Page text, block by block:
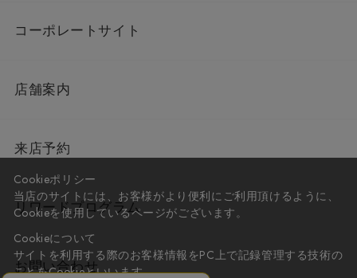
コーポレートサイト
店舗案内
来店予約
リワードプログラム
お問い合わせ
Cookieポリシー
当店のサイトには、お客様がより便利にご利用頂けるように、
Cookieを使用しているページがございます。
Cookieについて
サイトを利用する際のお客様情報をPC上で記録管理する技術の
ことをCookieといいます。